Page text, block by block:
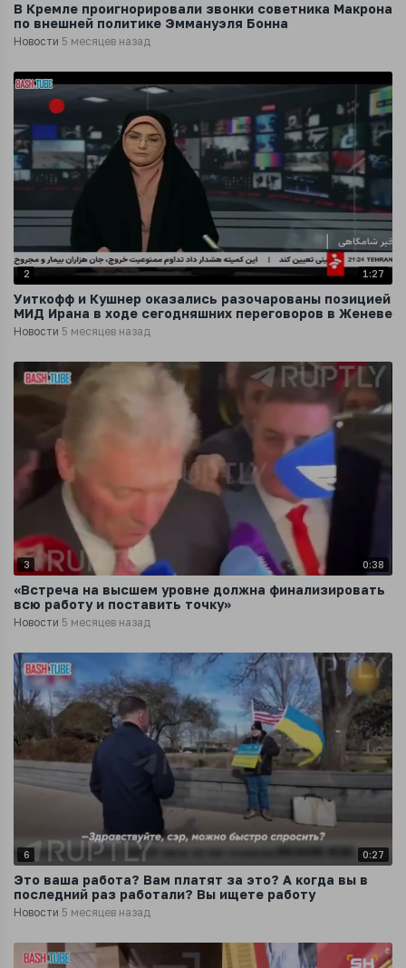
В Кремле проигнорировали звонки советника Макрона
по внешней политике Эммануэля Бонна
Новости 5 месяцев назад
2 1:27
Уиткофф и Кушнер оказались разочарованы позицией
МИД Ирана в ходе сегодняшних переговоров в Женеве
Новости 5 месяцев назад
3 0:38
«Встреча на высшем уровне должна финализировать
всю работу и поставить точку»
Новости 5 месяцев назад
6 0:27
Это ваша работа? Вам платят за это? А когда вы в
последний раз работали? Вы ищете работу
Новости 5 месяцев назад